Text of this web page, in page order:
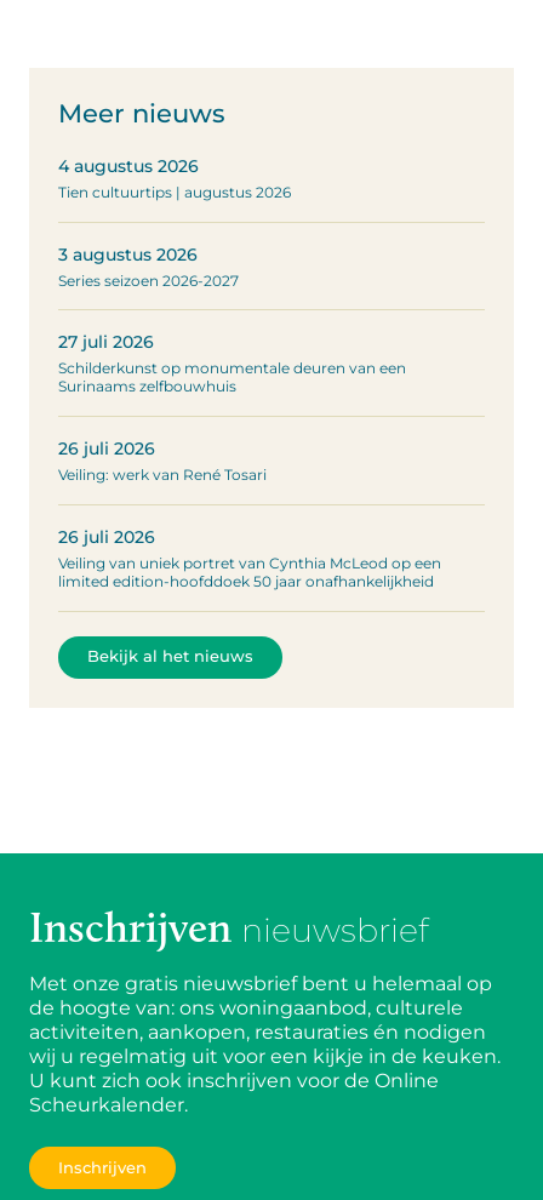
Meer nieuws
4 augustus 2026
Tien cultuurtips | augustus 2026
3 augustus 2026
Series seizoen 2026-2027
27 juli 2026
Schilderkunst op monumentale deuren van een
Surinaams zelfbouwhuis
26 juli 2026
Veiling: werk van René Tosari
26 juli 2026
Veiling van uniek portret van Cynthia McLeod op een
limited edition-hoofddoek 50 jaar onafhankelijkheid
Bekijk al het nieuws
Inschrijven nieuwsbrief
Met onze gratis nieuwsbrief bent u helemaal op
de hoogte van: ons woningaanbod, culturele
activiteiten, aankopen, restauraties én nodigen
wij u regelmatig uit voor een kijkje in de keuken.
U kunt zich ook inschrijven voor de Online
Scheurkalender.
Inschrijven